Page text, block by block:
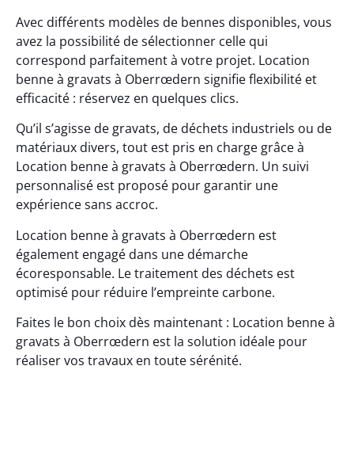
Avec différents modèles de bennes disponibles, vous
avez la possibilité de sélectionner celle qui
correspond parfaitement à votre projet. Location
benne à gravats à Oberrœdern signifie flexibilité et
efficacité : réservez en quelques clics.
Qu’il s’agisse de gravats, de déchets industriels ou de
matériaux divers, tout est pris en charge grâce à
Location benne à gravats à Oberrœdern. Un suivi
personnalisé est proposé pour garantir une
expérience sans accroc.
Location benne à gravats à Oberrœdern est
également engagé dans une démarche
écoresponsable. Le traitement des déchets est
optimisé pour réduire l’empreinte carbone.
Faites le bon choix dès maintenant : Location benne à
gravats à Oberrœdern est la solution idéale pour
réaliser vos travaux en toute sérénité.